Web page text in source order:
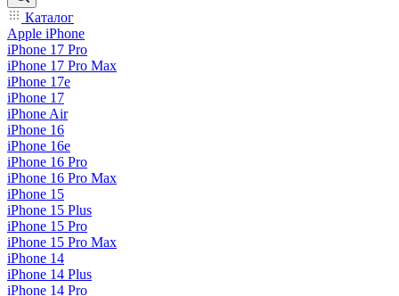
Каталог
Apple iPhone
iPhone 17 Pro
iPhone 17 Pro Max
iPhone 17e
iPhone 17
iPhone Air
iPhone 16
iPhone 16e
iPhone 16 Pro
iPhone 16 Pro Max
iPhone 15
iPhone 15 Plus
iPhone 15 Pro
iPhone 15 Pro Max
iPhone 14
iPhone 14 Plus
iPhone 14 Pro